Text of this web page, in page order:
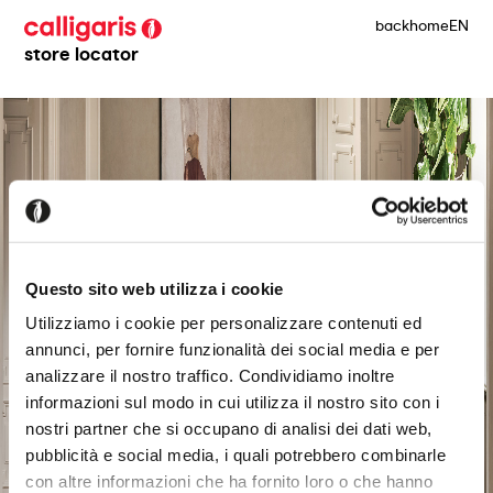
Questo sito web utilizza i cookie
Utilizziamo i cookie per personalizzare contenuti ed
annunci, per fornire funzionalità dei social media e per
analizzare il nostro traffico. Condividiamo inoltre
informazioni sul modo in cui utilizza il nostro sito con i
nostri partner che si occupano di analisi dei dati web,
pubblicità e social media, i quali potrebbero combinarle
con altre informazioni che ha fornito loro o che hanno
store locator
backhomeEN